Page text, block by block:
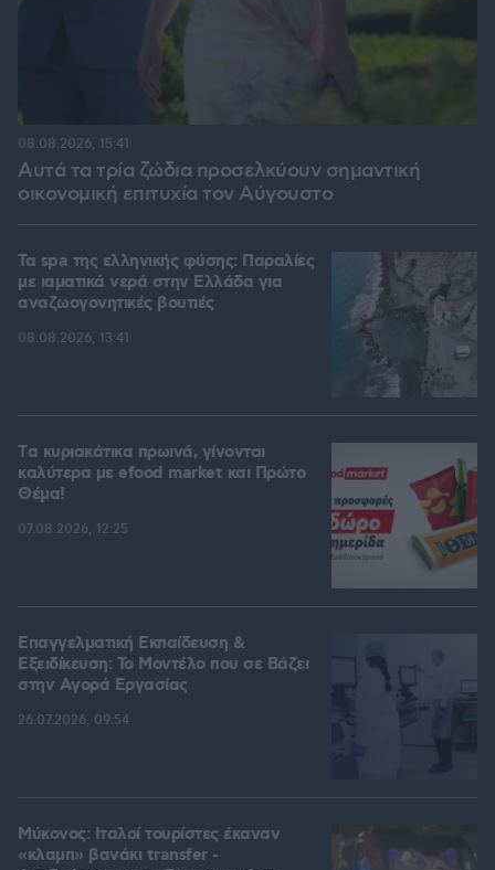
Αυτά τα τρία ζώδια προσελκύουν σημαντική
οικονομική επιτυχία τον Αύγουστο
08.08.2026, 15:41
Τα spa της ελληνικής φύσης: Παραλίες
με ιαματικά νερά στην Ελλάδα για
αναζωογονητικές βουτιές
08.08.2026, 13:41
Tα κυριακάτικα πρωινά, γίνονται
καλύτερα με efood market και Πρώτο
Θέμα!
07.08.2026, 12:25
Επαγγελματική Εκπαίδευση &
Εξειδίκευση: Το Mοντέλο που σε Bάζει
στην Aγορά Eργασίας
26.07.2026, 09:54
Μύκονος: Ιταλοί τουρίστες έκαναν
«κλαμπ» βανάκι transfer -